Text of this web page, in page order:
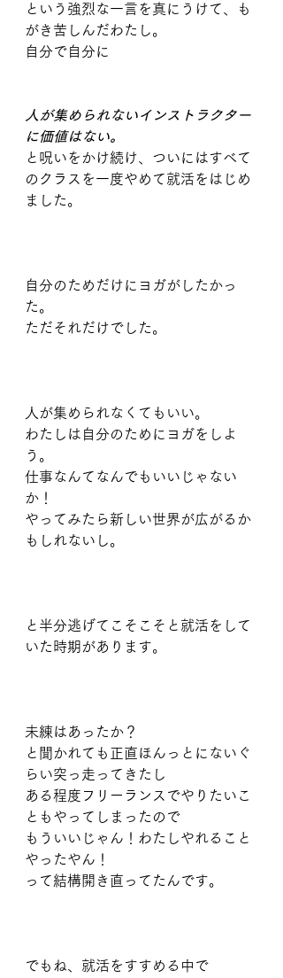
という強烈な一言を真にうけて、も
がき苦しんだわたし。
自分で自分に
人が集められないインストラクター
に価値はない。
と呪いをかけ続け、ついにはすべて
のクラスを一度やめて就活をはじめ
ました。
自分のためだけにヨガがしたかっ
た。
ただそれだけでした。
人が集められなくてもいい。
わたしは自分のためにヨガをしよ
う。
仕事なんてなんでもいいじゃない
か！
やってみたら新しい世界が広がるか
もしれないし。
と半分逃げてこそこそと就活をして
いた時期があります。
未練はあったか？
と聞かれても正直ほんっとにないぐ
らい突っ走ってきたし
ある程度フリーランスでやりたいこ
ともやってしまったので
もういいじゃん！わたしやれること
やったやん！
って結構開き直ってたんです。
でもね、就活をすすめる中で